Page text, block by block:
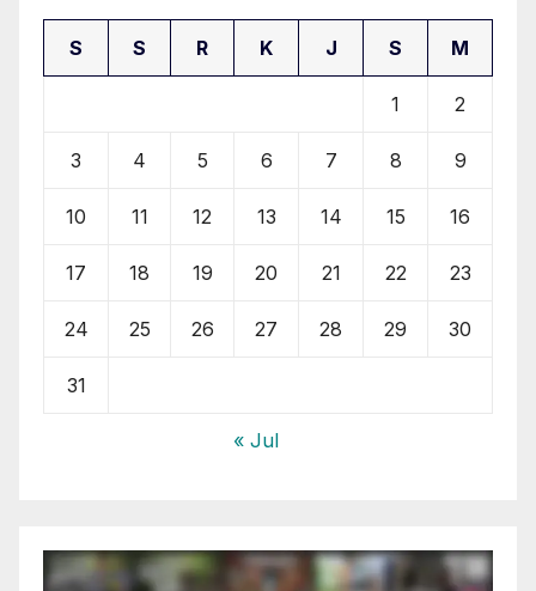
S S R K J S M
1 2
3 4 5 6 7 8 9
10 11 12 13 14 15 16
17 18 19 20 21 22 23
24 25 26 27 28 29 30
31
« Jul